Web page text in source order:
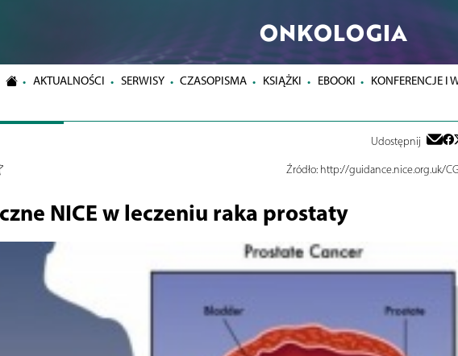
ONKOLOGIA
AKTUALNOŚCI SERWISY CZASOPISMA KSIĄŻKI EBOOKI KONFERENCJE I
Udostępnij
Źródło:http://guidance.nice.org.uk/
NICE w leczeniu raka prostaty